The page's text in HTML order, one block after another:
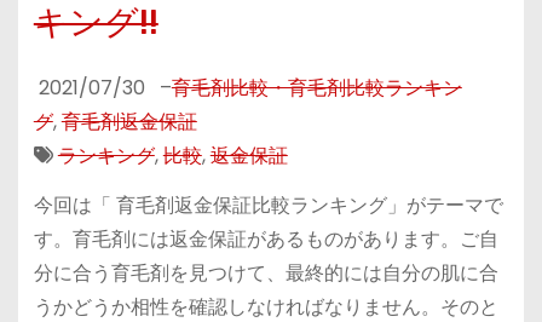
キング!!
2021/07/30 –育毛剤比較・育毛剤比較ランキン
グ,育毛剤返金保証
ランキング,比較,返金保証
今回は「 育毛剤返金保証比較ランキング」がテーマで
す。育毛剤には返金保証があるものがあります。ご自
分に合う育毛剤を見つけて、最終的には自分の肌に合
うかどうか相性を確認しなければなりません。そのと